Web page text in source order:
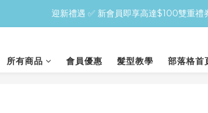
QUICO護髮＋造型Combo，即享30%！先護後型，
迎新禮遇 ✅ 新會員即享高達$100雙重禮
QUICO護髮＋造型Combo，即享30%！先護後型，
所有商品 會員優惠 髮型教學 部落格首